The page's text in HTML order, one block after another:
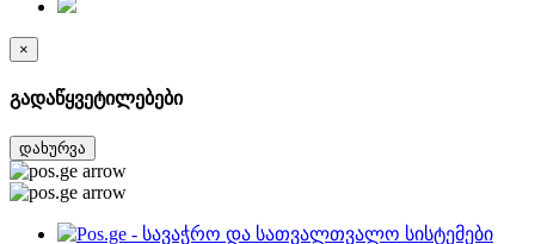
×
გადაწყვეტილებები
დახურვა